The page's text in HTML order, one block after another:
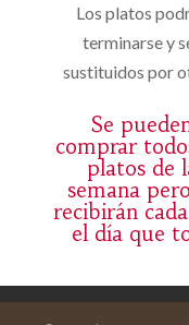
Los platos
terminarse y
sustituidos por
Se
comprar
platos de
semana
recibirán
el día que